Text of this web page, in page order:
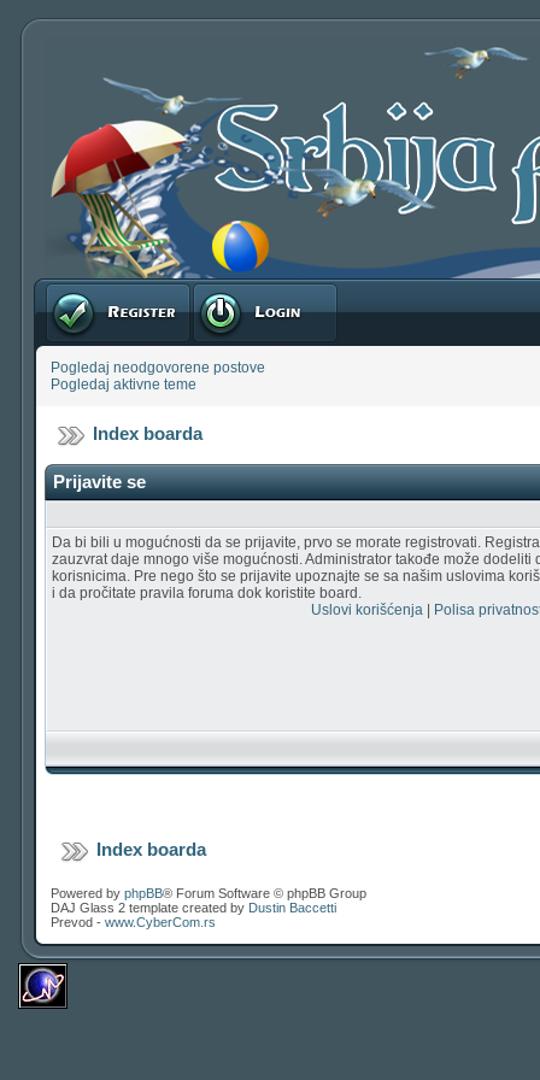
Registruj se Prijavite se
Pogledaj neodgovorene postove
Pogledaj aktivne teme
Index boarda
Prijavite se
Da bi bili u mogućnosti da se prijavite, prvo se morate registrovati.
zauzvrat daje mnogo više mogućnosti. Administrator takođe može dodeliti
korisnicima. Pre nego što se prijavite upoznajte se sa našim uslovima
i da pročitate pravila foruma dok koristite board.
Uslovi korišćenja| Polisa
Index boarda
Powered by phpBB® Forum Software © phpBB Group
DAJ Glass 2 template created by Dustin Baccetti
Prevod - www.CyberCom.rs